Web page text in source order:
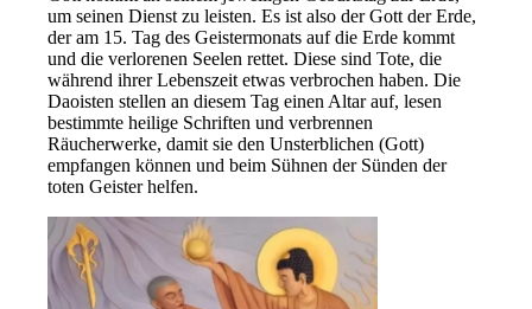
um seinen Dienst zu leisten. Es ist also der Gott der Erde,
der am 15. Tag des Geistermonats auf die Erde kommt
und die verlorenen Seelen rettet. Diese sind Tote, die
während ihrer Lebenszeit etwas verbrochen haben. Die
Daoisten stellen an diesem Tag einen Altar auf, lesen
bestimmte heilige Schriften und verbrennen
Räucherwerke, damit sie den Unsterblichen (Gott)
empfangen können und beim Sühnen der Sünden der
toten Geister helfen.